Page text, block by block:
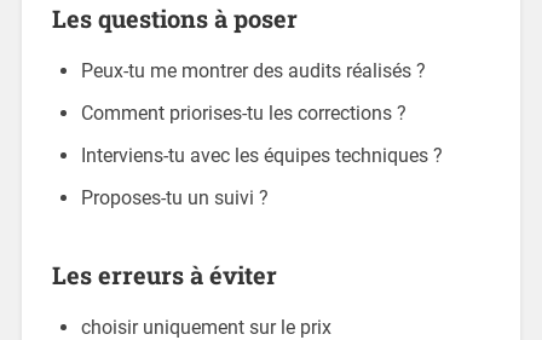
Les questions à poser
Peux-tu me montrer des audits réalisés ?
Comment priorises-tu les corrections ?
Interviens-tu avec les équipes techniques ?
Proposes-tu un suivi ?
Les erreurs à éviter
choisir uniquement sur le prix